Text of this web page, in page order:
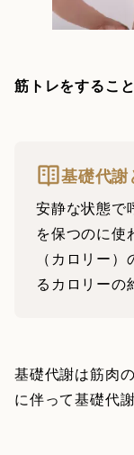
筋トレをするこ
基礎代謝
安静な状態で
を保つのに使
（カロリー
るカロリーの
基礎代謝は筋肉
に伴って基礎代